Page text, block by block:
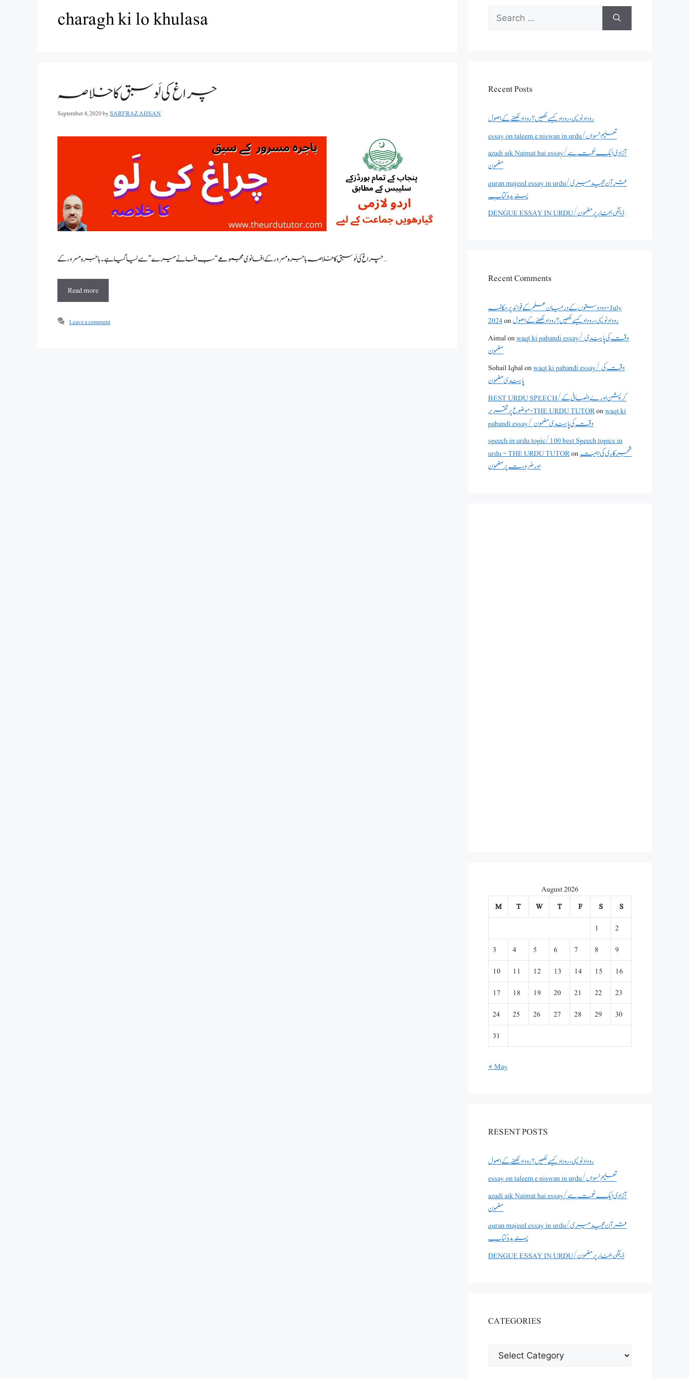
charagh ki lo khulasa
چراغ کی لَو سبق کا خلاصہ
September 4, 2020bySARFRAZ AHSAN
چراغ کی لَو سبق کا خلاصہ ہاجرہ مسرور کے افسانوی مجموعے “سب افسانے میرے” سے لیا گیا ہے۔ہاجرہ مسرور کے …
Read more
Leave a comment
Search
for:
Recent Posts
روداد نویسی ،روداد کیسے لکھیں؟ روداد لکھنے کے اصول
essay on taleem e niswan in urdu/تعلیم نسواں
azadi aik Naimat hai essay/آزادی ایک نعمت ہے
مضمون
quran majeed essay in urdu/قرآن مجید میری
پسندیدہ کتاب
DENGUE ESSAY IN URDU/ڈینگی بخار پر مضمون
Recent Comments
دو دوستوں کے درمیان علم کے فوائد پر مکالمہ - July
2024onروداد نویسی ،روداد کیسے لکھیں؟ روداد لکھنے کے اصول
Aimalonwaqt ki pabandi essay/ وقت کی پابندی
مضمون
Sohail Iqbalonwaqt ki pabandi essay/ وقت کی
پابندی مضمون
BEST URDU SPEECH/کرپشن اور بے انصافی کے
موضوع پر تقریر - THE URDU TUTORonwaqt ki
pabandi essay/ وقت کی پابندی مضمون
speech in urdu topic/100 best Speech topics in
urdu - THE URDU TUTORonشجرکاری کی اہمیت
اور ضرورت پر مضمون
August 2026
M
T W T F S
S
1
2
3
4 5 6 7 8
9
10
11 12 13 14 15
16
17
18 19 20 21 22
23
24
25 26 27 28 29
30
31
« May
RESENT POSTS
روداد نویسی ،روداد کیسے لکھیں؟ روداد لکھنے کے اصول
essay on taleem e niswan in urdu/تعلیم نسواں
azadi aik Naimat hai essay/آزادی ایک نعمت ہے
مضمون
quran majeed essay in urdu/قرآن مجید میری
پسندیدہ کتاب
DENGUE ESSAY IN URDU/ڈینگی بخار پر مضمون
CATEGORIES
CATEGORIES